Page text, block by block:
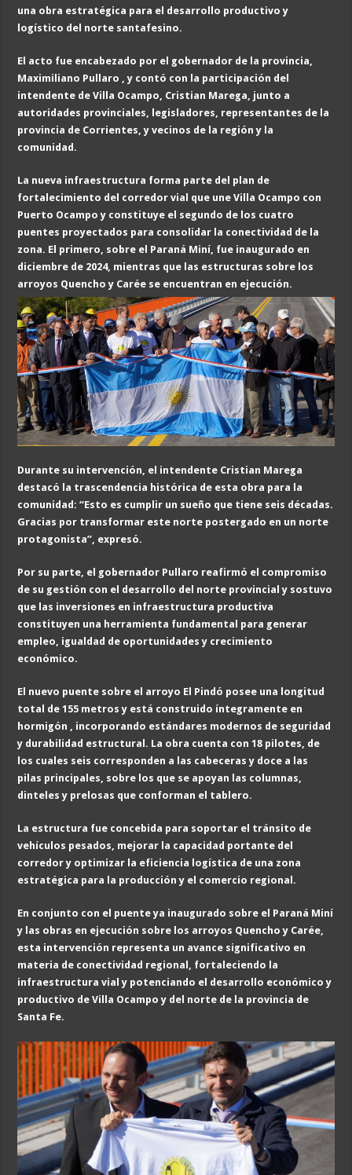
una obra estratégica para el desarrollo productivo y
logístico del norte santafesino.
El acto fue encabezado por el gobernador de la provincia,
Maximiliano Pullaro , y contó con la participación del
intendente de Villa Ocampo, Cristian Marega, junto a
autoridades provinciales, legisladores, representantes de la
provincia de Corrientes, y vecinos de la región y la
comunidad.
La nueva infraestructura forma parte del plan de
fortalecimiento del corredor vial que une Villa Ocampo con
Puerto Ocampo y constituye el segundo de los cuatro
puentes proyectados para consolidar la conectividad de la
zona. El primero, sobre el Paraná Miní, fue inaugurado en
diciembre de 2024, mientras que las estructuras sobre los
arroyos Quencho y Carée se encuentran en ejecución.
Durante su intervención, el intendente Cristian Marega
destacó la trascendencia histórica de esta obra para la
comunidad: “Esto es cumplir un sueño que tiene seis décadas.
Gracias por transformar este norte postergado en un norte
protagonista”, expresó.
Por su parte, el gobernador Pullaro reafirmó el compromiso
de su gestión con el desarrollo del norte provincial y sostuvo
que las inversiones en infraestructura productiva
constituyen una herramienta fundamental para generar
empleo, igualdad de oportunidades y crecimiento
económico.
El nuevo puente sobre el arroyo El Pindó posee una longitud
total de 155 metros y está construido íntegramente en
hormigón , incorporando estándares modernos de seguridad
y durabilidad estructural. La obra cuenta con 18 pilotes, de
los cuales seis corresponden a las cabeceras y doce a las
pilas principales, sobre los que se apoyan las columnas,
dinteles y prelosas que conforman el tablero.
La estructura fue concebida para soportar el tránsito de
vehículos pesados, mejorar la capacidad portante del
corredor y optimizar la eficiencia logística de una zona
estratégica para la producción y el comercio regional.
En conjunto con el puente ya inaugurado sobre el Paraná Miní
y las obras en ejecución sobre los arroyos Quencho y Carée,
esta intervención representa un avance significativo en
materia de conectividad regional, fortaleciendo la
infraestructura vial y potenciando el desarrollo económico y
productivo de Villa Ocampo y del norte de la provincia de
Santa Fe.